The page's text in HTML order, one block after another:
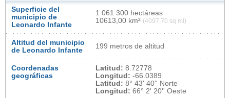
Superficie del
municipio de
Leonardo Infante
1 061 300 hectáreas
10613,00 km² (4097,70 sq mi)
Altitud del municipio
de Leonardo Infante
199 metros de altitud
Coordenadas
geográficas
Latitud: 8.72778
Longitud: -66.0389
Latitud: 8° 43' 40'' Norte
Longitud: 66° 2' 20'' Oeste